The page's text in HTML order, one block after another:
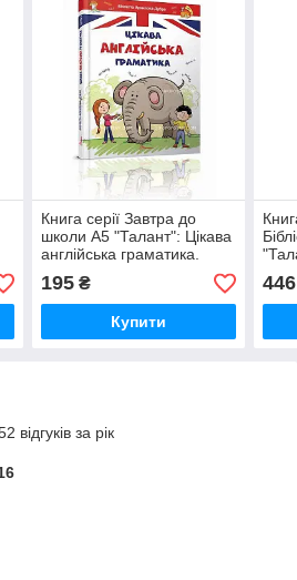
Книга серії Завтра до
школи А5 "Талант": Цікава
англійська граматика.
Level 2, шт
195₴
Купити
шт
446
відгуків за рік